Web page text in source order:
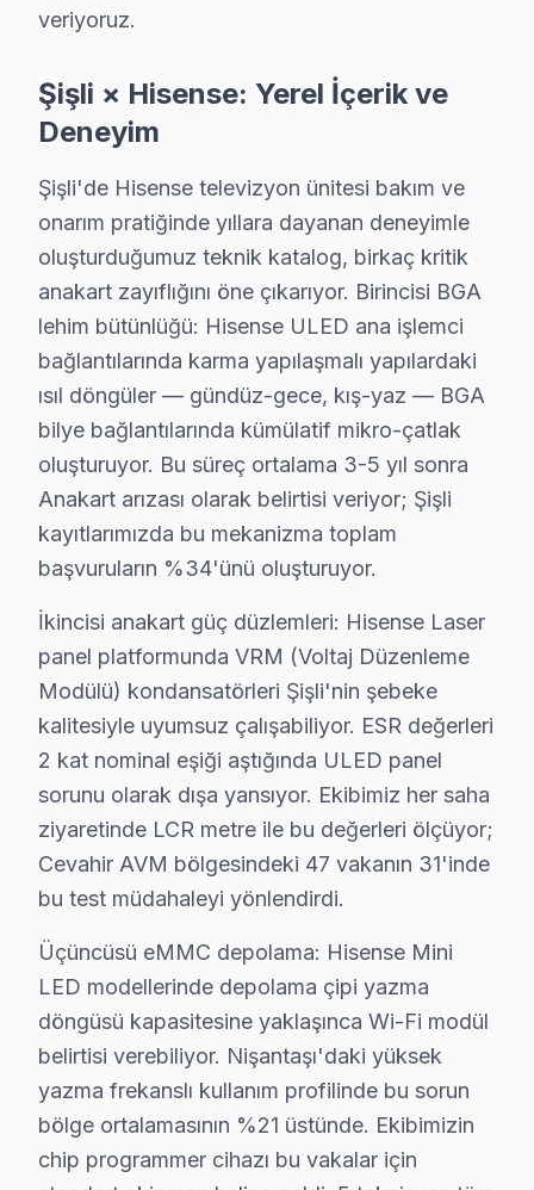
Şişli'deki Hisense kullanıcıları, televizyon
Şişli'de Hisense TV: Kuşaklar Arası Kullanım
19 Mayıs'ta Hisense TV Servisi
19 Mayıs Mahallesi, genel olarak yenilenen yapıları
Bozkurt'ta Hisense TV Servisi
Bozkurt Mahallesi'nde, özellikle de 80'ler ve 90'lara
Cumhuriyet'te Hisense TV Servisi
Cumhuriyet Mahallesi, genellikle yeni inşa edilmiş
Duatepe'de Hisense TV Servisi
Duatepe Mahallesi'nde kullanıcılar genellikle
Ergenekon'da Hisense TV Servisi
Ergenekon Mahallesi, modern yapılarla dolu olsa da,
Esentepe'de Hisense TV Servisi
Esentepe Mahallesi, özellikle yeni binaların varlığı
Eskişehir'de Hisense TV Servisi
Eskişehir Mahallesi, hem yeni hem de eski binaların
Feriköy'de Hisense TV Servisi
Feriköy Mahallesi, farklı yaş gruplarının yaşadığı
Fulya Mahallesi, modern yapıları ve dinamik yaşam
Gülbahar'da Hisense TV Servisi
Gülbahar Mahallesi'nde kullanıcılar, Hisense
Halaskargazi'de Hisense TV Servisi
Halaskargazi Mahallesi, özellikle çeşitli yaş
veriyoruz.
Şişli × Hisense: Yerel İçerik ve
Deneyim
Şişli'de Hisense televizyon ünitesi bakım ve
onarım pratiğinde yıllara dayanan deneyimle
oluşturduğumuz teknik katalog, birkaç kritik
anakart zayıflığını öne çıkarıyor. Birincisi BGA
lehim bütünlüğü: Hisense ULED ana işlemci
bağlantılarında karma yapılaşmalı yapılardaki
ısıl döngüler — gündüz-gece, kış-yaz — BGA
bilye bağlantılarında kümülatif mikro-çatlak
oluşturuyor. Bu süreç ortalama 3-5 yıl sonra
Anakart arızası olarak belirtisi veriyor; Şişli
kayıtlarımızda bu mekanizma toplam
başvuruların %34'ünü oluşturuyor.
İkincisi anakart güç düzlemleri: Hisense Laser
panel platformunda VRM (Voltaj Düzenleme
Modülü) kondansatörleri Şişli'nin şebeke
kalitesiyle uyumsuz çalışabiliyor. ESR değerleri
2 kat nominal eşiği aştığında ULED panel
sorunu olarak dışa yansıyor. Ekibimiz her saha
ziyaretinde LCR metre ile bu değerleri ölçüyor;
Cevahir AVM bölgesindeki 47 vakanın 31'inde
bu test müdahaleyi yönlendirdi.
Üçüncüsü eMMC depolama: Hisense Mini
LED modellerinde depolama çipi yazma
döngüsü kapasitesine yaklaşınca Wi-Fi modül
belirtisi verebiliyor. Nişantaşı'daki yüksek
yazma frekanslı kullanım profilinde bu sorun
bölge ortalamasının %21 üstünde. Ekibimizin
chip programmer cihazı bu vakalar için